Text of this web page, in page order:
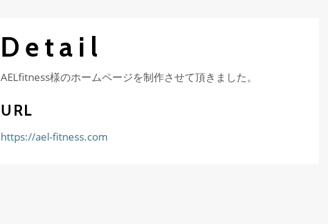
Detail
AELfitness様のホームページを制作させて頂きました。
URL
https://ael-fitness.com